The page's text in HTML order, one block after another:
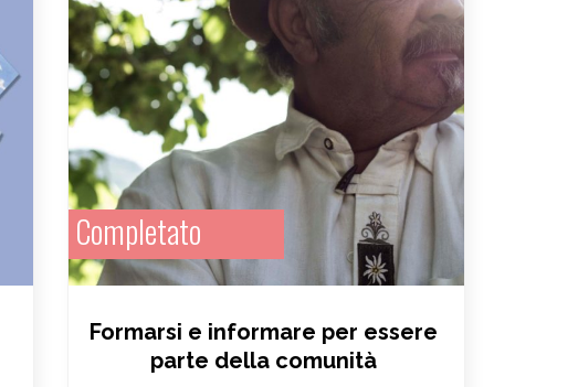
Completato
Formarsi e informare per essere
parte della comunità